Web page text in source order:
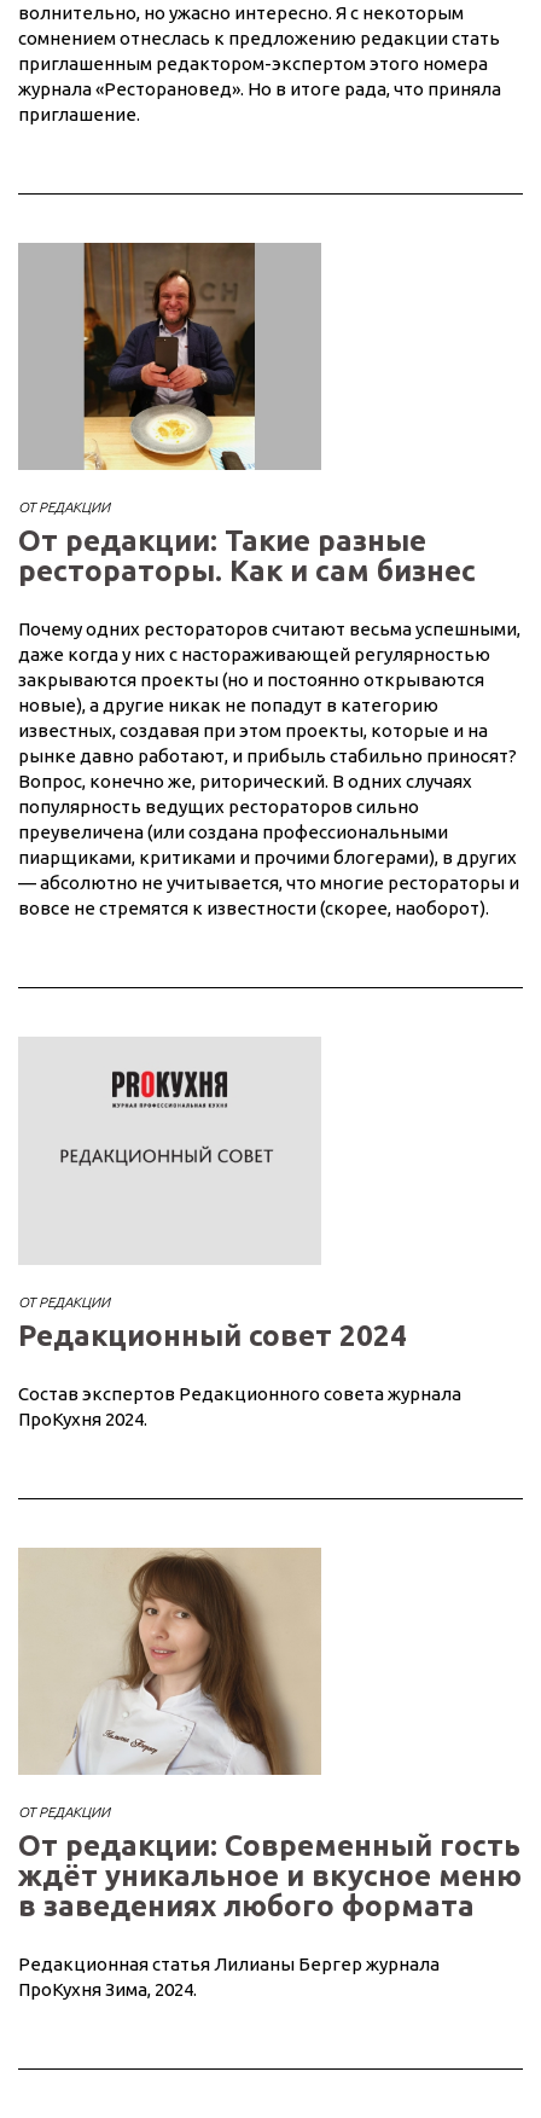
волнительно, но ужасно интересно. Я с некоторым
сомнением отнеслась к предложению редакции стать
приглашенным редактором-экспертом этого номера
журнала «Ресторановед». Но в итоге рада, что приняла
приглашение.
ОТ РЕДАКЦИИ
От редакции: Такие разные
рестораторы. Как и сам бизнес
Почему одних рестораторов считают весьма успешными,
даже когда у них с настораживающей регулярностью
закрываются проекты (но и постоянно открываются
новые), а другие никак не попадут в категорию
известных, создавая при этом проекты, которые и на
рынке давно работают, и прибыль стабильно приносят?
Вопрос, конечно же, риторический. В одних случаях
популярность ведущих рестораторов сильно
преувеличена (или создана профессиональными
пиарщиками, критиками и прочими блогерами), в других
— абсолютно не учитывается, что многие рестораторы и
вовсе не стремятся к известности (скорее, наоборот).
ОТ РЕДАКЦИИ
Редакционный совет 2024
Состав экспертов Редакционного совета журнала
ПроКухня 2024.
ОТ РЕДАКЦИИ
От редакции: Современный гость
ждёт уникальное и вкусное меню
в заведениях любого формата
Редакционная статья Лилианы Бергер журнала
ПроКухня Зима, 2024.